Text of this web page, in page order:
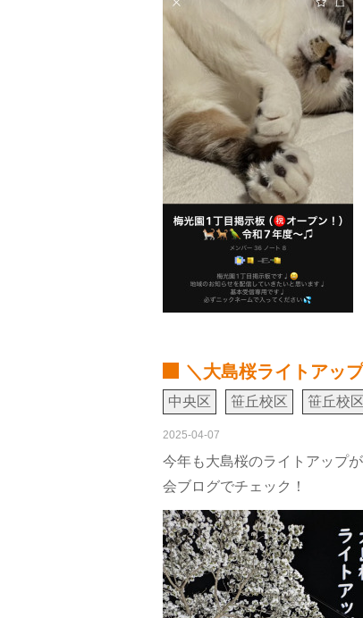
＼大島桜ライトアッ
中央区 笹丘校区 笹丘校
2025-04-07
今年も大島桜のライトアップ
会ブログでチェック！